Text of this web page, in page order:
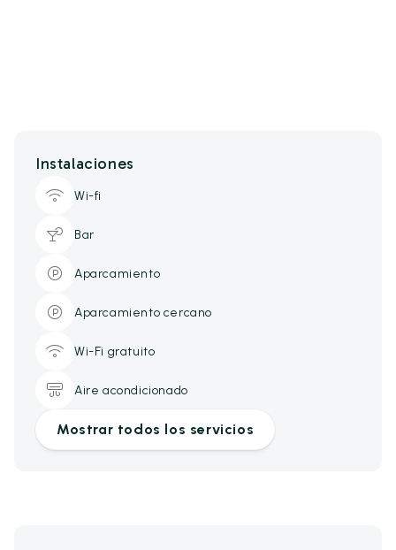
Instalaciones
Wi-fi
Bar
Aparcamiento
Aparcamiento cercano
Wi-Fi gratuito
Aire acondicionado
Mostrar todos los servicios